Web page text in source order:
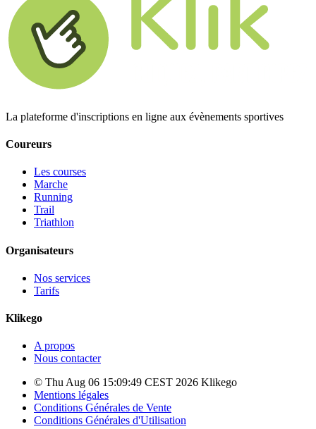
La plateforme d'inscriptions en ligne aux évènements sportives
Coureurs
Les courses
Marche
Running
Trail
Triathlon
Organisateurs
Nos services
Tarifs
Klikego
A propos
Nous contacter
© Thu Aug 06 15:09:49 CEST 2026 Klikego
Mentions légales
Conditions Générales de Vente
Conditions Générales d'Utilisation